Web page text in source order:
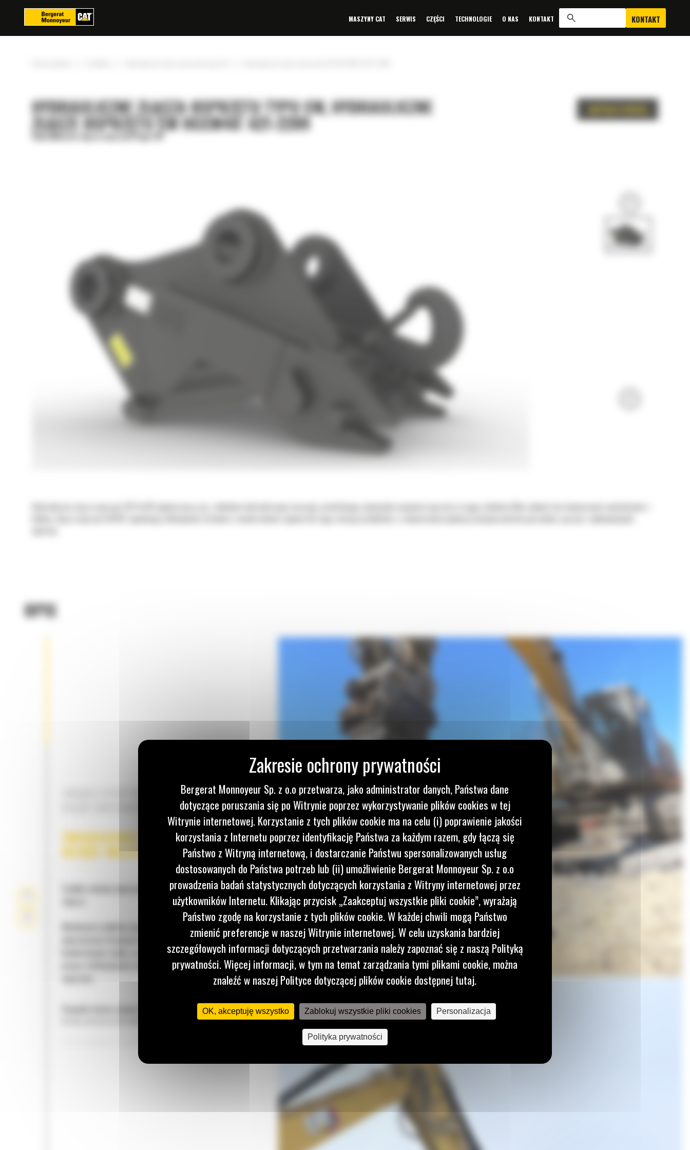
MASZYNY CAT SERWIS CZĘŚCI TECHNOLOGIE O NAS KONTAKT KONTAKT
HYDRAULICZNE ZŁĄCZA OSPRZĘTU TYPU CW, HYDRAULICZNE
ZŁĄCZE OSPRZĘTU CW HCCW40: 621-2289
Hydrauliczne złącza osprzętu typu CW
Hydrauliczne złącza osprzętu CW Cat® płynnie łączą się z układem hydraulicznym maszyny, umożliwiając optymalne używanie osprzętu w ciągu zaledwie kilku sekund, bez konieczności wychodzenia z
OPIS
ZWIĘKSZ EFEKTYWNOŚĆ I PRODUKTYWNOŚĆ
DZIĘKI ZINTEGROWANYM TECHNOLOGIOM
ZWIĘKSZENIE WYDAJNOŚCI
DZIĘKI WSZECHSTRONNOŚCI
Szybka zmiana osprzętu za pomocą hydraulicznego
Możliwość szybkiej wymiany osprzętu pozwala
operatorom stosować narzędzia optymalne do
konkretnych zadań, co poprawia całościową wydajność
pracy i efektywność wykorzystania posiadanego
Ponadto łatwa zmiana osprzętu pozwala zmniejszyć
liczbę maszyn potrzebnych w miejscu pracy.
Zmiana osprzętu na złączu hydraulicznym odbywa się
znacznie szybciej niż na złączach statycznych i
Panel zarządzania plikami cookies
Bergerat Monnoyeur Sp. z o.o przetwarza, jako administrator danych, Państwa dane
dotyczące poruszania się po Witrynie poprzez wykorzystywanie plików cookies w tej
Witrynie internetowej. Korzystanie z tych plików cookie ma na celu (i) poprawienie jakości
korzystania z Internetu poprzez identyfikację Państwa za każdym razem, gdy łączą się
Państwo z Witryną internetową, i dostarczanie Państwu spersonalizowanych usług
dostosowanych do Państwa potrzeb lub (ii) umożliwienie Bergerat Monnoyeur Sp. z o.o
prowadzenia badań statystycznych dotyczących korzystania z Witryny internetowej przez
użytkowników Internetu. Klikając przycisk „Zaakceptuj wszystkie pliki cookie”, wyrażają
Państwo zgodę na korzystanie z tych plików cookie. W każdej chwili mogą Państwo
zmienić preferencje w naszej Witrynie internetowej. W celu uzyskania bardziej
szczegółowych informacji dotyczących przetwarzania należy zapoznać się z naszą Polityką
prywatności. Więcej informacji, w tym na temat zarządzania tymi plikami cookie, można
znaleźć w naszej Polityce dotyczącej plików cookie dostępnej tutaj.
OK, akceptuję wszystko Zablokuj wszystkie pliki cookies Personalizacja
Polityka prywatności